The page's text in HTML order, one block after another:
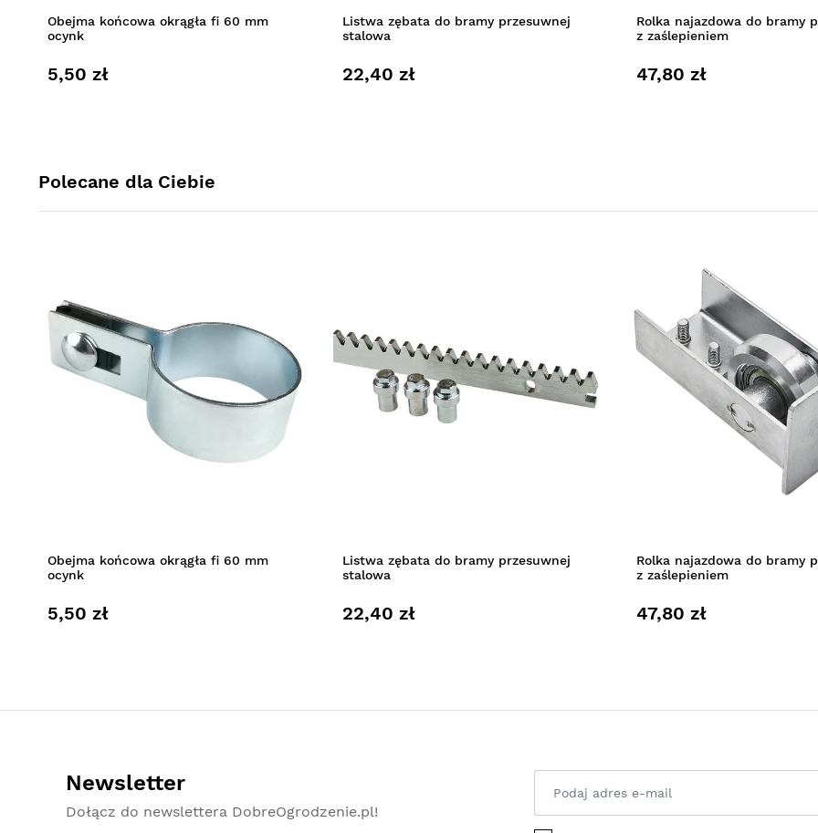
Obejma końcowa okrągła fi 60 mm
ocynk
5,50 zł
Listwa zębata do bramy przesuwnej
stalowa
22,40 zł
Rolka najazdowa do bramy
z zaślepieniem
47,80 zł
Polecane dla Ciebie
Obejma końcowa okrągła fi 60 mm
ocynk
5,50 zł
Listwa zębata do bramy przesuwnej
stalowa
22,40 zł
Rolka najazdowa do bramy
z zaślepieniem
47,80 zł
Newsletter
Dołącz do newslettera DobreOgrodzenie.pl!